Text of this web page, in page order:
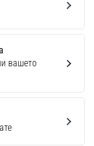
вашето